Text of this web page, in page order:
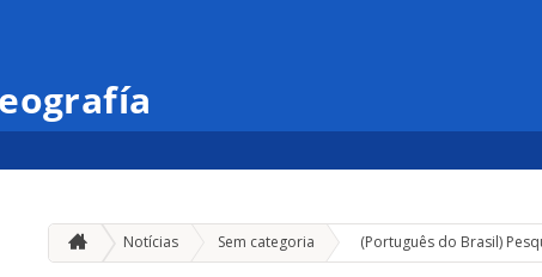
Notícias Sem categoria » (Português do Brasil)